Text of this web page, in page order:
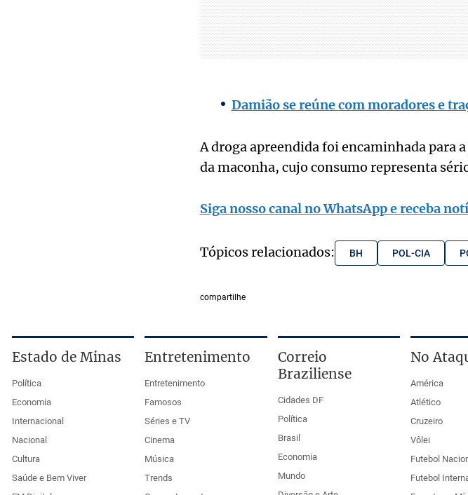
Damião se reúne com moradores e
A droga apreendida foi encaminhada para
da maconha, cujo consumo representa
Siga nosso canal no WhatsApp e receba
Tópicos relacionados: BH POL-CIA
compartilhe
Estado de Minas
Política
Economia
Internacional
Nacional
Cultura
Saúde e Bem Viver
Entretenimento
Entretenimento
Famosos
Séries e TV
Cinema
Música
Trends
Correio
Braziliense
Cidades DF
Política
Brasil
Economia
Mundo
No
América
Atlético
Cruzeiro
Vôlei
Futebol
Futebol